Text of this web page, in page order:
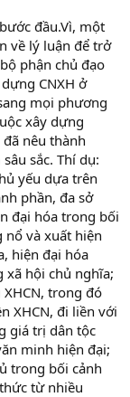
đầu.Vì, một
về lý luận để trở
phận chủ đạo
CNXH ở
mọi phương
xây dựng
nêu thành
sắc. Thí dụ:
yếu dựa trên
phần, đa sở
đại hóa trong bối
nổ và xuất hiện
hiện đại hóa
xã hội chủ nghĩa;
trong đó
XHCN, đi liền với
giá trị dân tộc
minh hiện đại;
trong bối cảnh
từ nhiều